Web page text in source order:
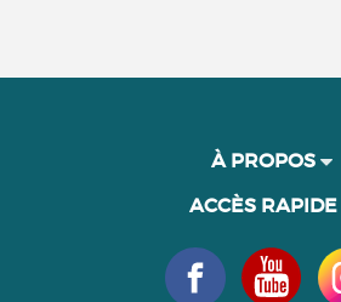
À PROPOS
ACCÈS RAPIDE